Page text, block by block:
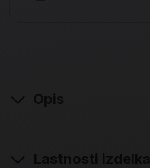
Opis
Lastnosti izdelka